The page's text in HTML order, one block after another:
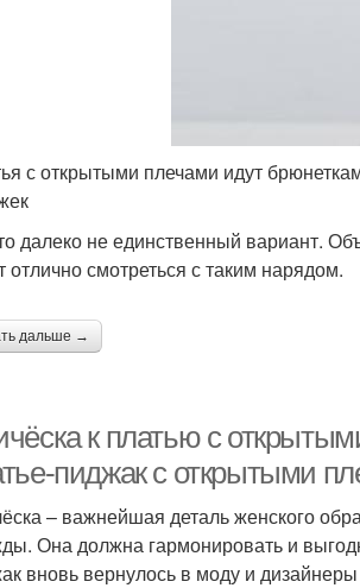
с открытыми плечами идут
далеко не единственный вариант.
отлично смотреться с таким нарядом.
дальше →
к платью с
пиджак с открытыми
– важнейшая деталь женского
Она должна гармонировать и
вновь вернулось в моду и